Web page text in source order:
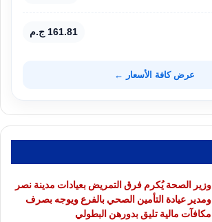
161.81 ج.م
عرض كافة الأسعار ←
وزير الصحة يُكرم فرق التمريض بعيادات مدينة نصر
ومدير عيادة التأمين الصحي بالفرع ويوجه بصرف
مكافآت مالية تليق بدورهن البطولي